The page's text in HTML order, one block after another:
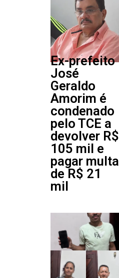
Ex-prefeito
José
Geraldo
Amorim é
condenado
pelo TCE a
devolver R$
105 mil e
pagar multa
de R$ 21
mil